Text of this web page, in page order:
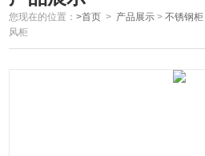
您现在的位置：>首页 > 产品展示 >不锈钢柜
风柜